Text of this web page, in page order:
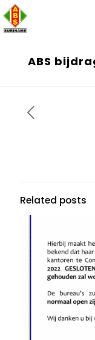
ABS
Related posts